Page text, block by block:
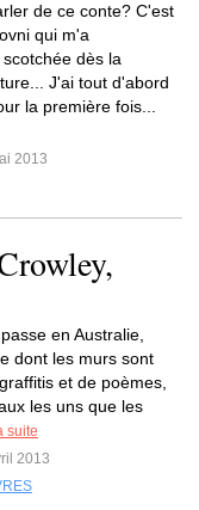
de ce conte? C'est
qui m'a
dès la
J'ai tout d'abord
la première fois...
2013
en Australie,
dont les murs sont
et de poèmes,
les uns que les
suite
2013